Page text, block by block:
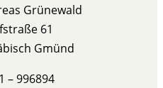
Grünewald
61
Gmünd
– 996894